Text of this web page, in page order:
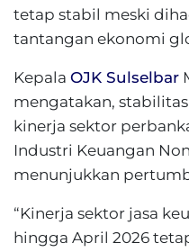
tetap stabil meski
tantangan ekonomi
Kepala OJK Sulselbar
mengatakan,
kinerja sektor
Industri Keuangan
menunjukkan
“Kinerja sektor jasa
hingga April 2026